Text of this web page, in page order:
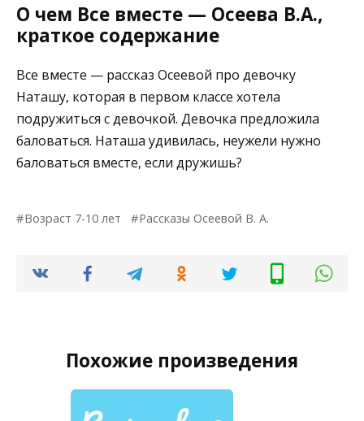
О чем Все вместе — Осеева В.А.,
краткое содержание
Все вместе — рассказ Осеевой про девочку
Наташу, которая в первом классе хотела
подружиться с девочкой. Девочка предложила
баловаться. Наташа удивилась, неужели нужно
баловаться вместе, если дружишь?
Возраст 7-10 лет Рассказы Осеевой В. А.
Похожие произведения